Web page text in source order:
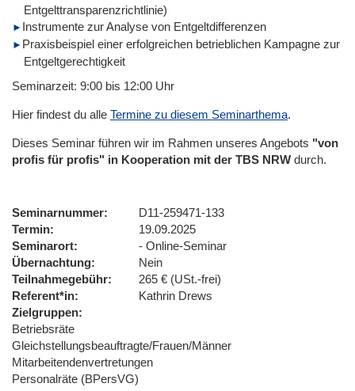
Entgelttransparenzrichtlinie)
Instrumente zur Analyse von Entgeltdifferenzen
Praxisbeispiel einer erfolgreichen betrieblichen Kampagne zur
Entgeltgerechtigkeit
Seminarzeit: 9:00 bis 12:00 Uhr
Hier findest du alle Termine zu diesem Seminarthema.
Dieses Seminar führen wir im Rahmen unseres Angebots "von
profis für profis" in Kooperation mit der TBS NRW durch.
Seminarnummer
D11-259471-133
Termin
19.09.2025
Seminarort
- Online-Seminar
Übernachtung
Nein
Teilnahmegebühr
265 € (USt.-frei)
Referent*in
Kathrin Drews
Zielgruppen
Betriebsräte
Gleichstellungsbeauftragte/Frauen/Männer
Mitarbeitendenvertretungen
Personalräte (BPersVG)